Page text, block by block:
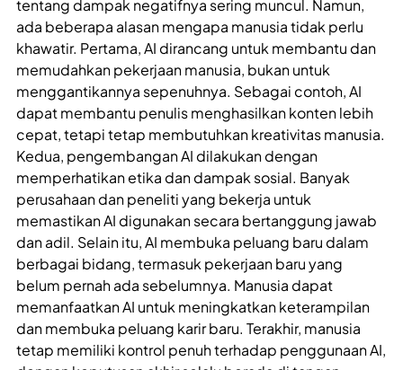
tentang dampak negatifnya sering muncul. Namun,
ada beberapa alasan mengapa manusia tidak perlu
khawatir. Pertama, AI dirancang untuk membantu dan
memudahkan pekerjaan manusia, bukan untuk
menggantikannya sepenuhnya. Sebagai contoh, AI
dapat membantu penulis menghasilkan konten lebih
cepat, tetapi tetap membutuhkan kreativitas manusia.
Kedua, pengembangan AI dilakukan dengan
memperhatikan etika dan dampak sosial. Banyak
perusahaan dan peneliti yang bekerja untuk
memastikan AI digunakan secara bertanggung jawab
dan adil. Selain itu, AI membuka peluang baru dalam
berbagai bidang, termasuk pekerjaan baru yang
belum pernah ada sebelumnya. Manusia dapat
memanfaatkan AI untuk meningkatkan keterampilan
dan membuka peluang karir baru. Terakhir, manusia
tetap memiliki kontrol penuh terhadap penggunaan AI,